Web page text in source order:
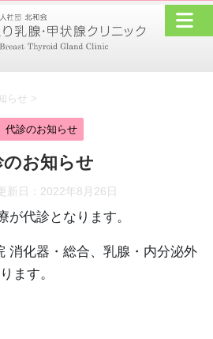
らせ >
代診のお知らせ
お知らせ
新日： 2022年8月26日
が代診となります。
消化器・総合、乳腺・内分泌外
ます。